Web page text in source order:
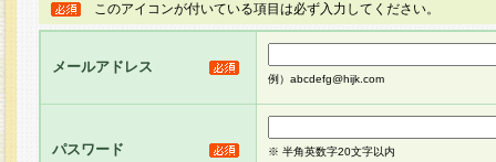
このアイコンが付いている項目は必ず入力してください。
メールアドレス
例）abcdefg@hijk.com
パスワード ※ 半角英数字20文字以内